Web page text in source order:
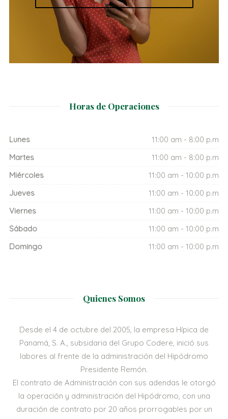
Horas de Operaciones
Lunes
11:00 am - 8:00 p.m
Martes
11:00 am - 8:00 p.m
Miércoles
11:00 am - 10:00 p.m
Jueves
11:00 am - 10:00 p.m
Viernes
11:00 am - 10:00 p.m
Sábado
11:00 am - 10:00 p.m
Domingo
11:00 am - 10:00 p.m
Quienes Somos
Desde el 4 de octubre del 2005, la empresa Hípica de
Panamá, S. A., subsidaria del Grupo Codere, inició sus
labores al frente de la administración del Hipódromo
Presidente Remón.
El contrato de Administración con sus adendas le otorgó
la operación y administración del Hipódromo, con una
duración de contrato por 20 años prorrogables por un